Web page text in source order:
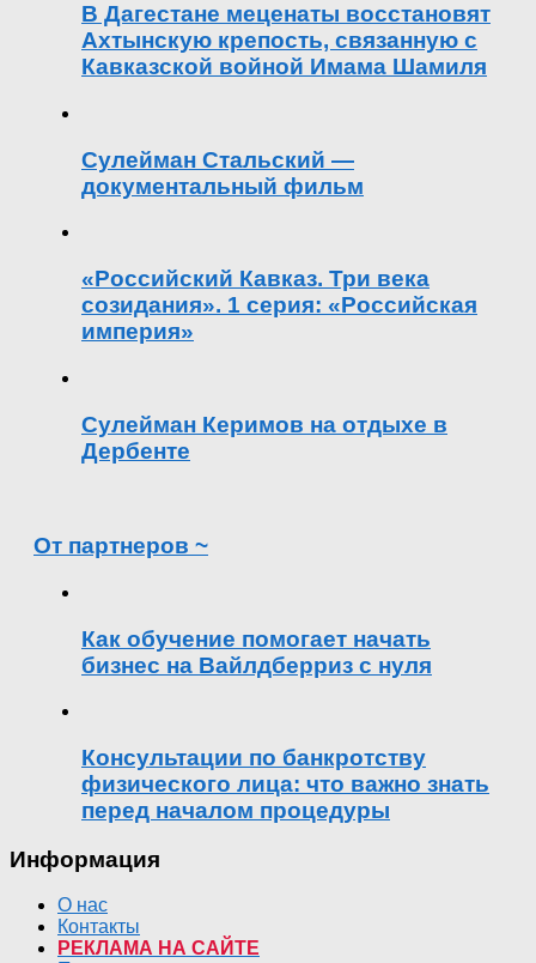
В Дагестане меценаты восстановят
Ахтынскую крепость, связанную с
Кавказской войной Имама Шамиля
Сулейман Стальский —
документальный фильм
«Российский Кавказ. Три века
созидания». 1 серия: «Российская
империя»
Сулейман Керимов на отдыхе в
Дербенте
От партнеров ~
Как обучение помогает начать
бизнес на Вайлдберриз с нуля
Консультации по банкротству
физического лица: что важно знать
перед началом процедуры
Информация
О нас
Контакты
РЕКЛАМА НА САЙТЕ